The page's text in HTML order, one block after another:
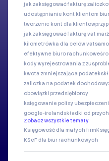
jak zaksięgować fakturę
udostępnianie kont klientom
tworzenie kont dla klientów
jak zaksięgować fakturę vat
kilometrówka dla celów vat
efektywne biuro rachunkowe
kody wyrejestrowania z zus
kwota zmniejszająca podatek
zaliczka na podatek dochodowy
obowiązki przedsiębiorcy
księgowanie polisy
google-irelandskładki od
Zobacz wszystkie tematy
Księgowość dla małych firm
KSeF dla biur rachunkowych